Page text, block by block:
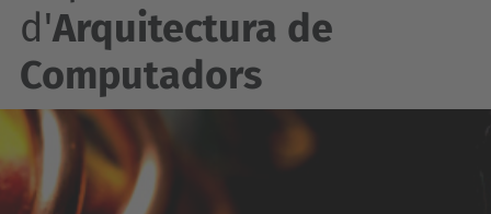
d'Arquitectura de
Computadors